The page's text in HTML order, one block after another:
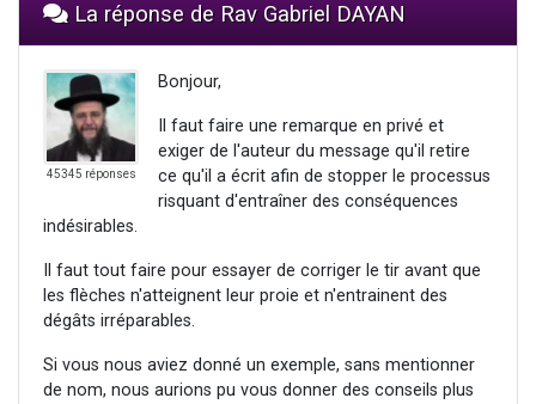
La réponse de Rav Gabriel DAYAN
45345 réponses
Bonjour,
Il faut faire une remarque en privé et
exiger de l'auteur du message qu'il retire
ce qu'il a écrit afin de stopper le processus
risquant d'entraîner des conséquences
indésirables.
Il faut tout faire pour essayer de corriger le tir avant que
les flèches n'atteignent leur proie et n'entrainent des
dégâts irréparables.
Si vous nous aviez donné un exemple, sans mentionner
de nom, nous aurions pu vous donner des conseils plus